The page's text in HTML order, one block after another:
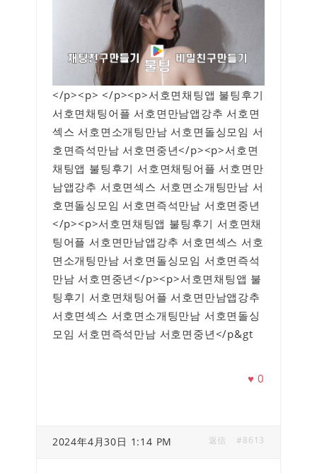
</p><p> </p><p>서호면채팅앱 불팅후기
서호면채팅어플 서호면만남앱강추 서호면
섹스 서호면소개팅만남 서호면돌싱모임 서
호면즉석만남 서호면중년</p><p>서호면
채팅앱 불팅후기 서호면채팅어플 서호면만
남앱강추 서호면섹스 서호면소개팅만남 서
호면돌싱모임 서호면즉석만남 서호면중년
</p><p>서호면채팅앱 불팅후기 서호면채
팅어플 서호면만남앱강추 서호면섹스 서호
면소개팅만남 서호면돌싱모임 서호면즉석
만남 서호면중년</p><p>서호면채팅앱 불
팅후기 서호면채팅어플 서호면만남앱강추
서호면섹스 서호면소개팅만남 서호면돌싱
모임 서호면즉석만남 서호면중년</p&gt
♥0
2024年4月30日 1:14 PM #8613
返信